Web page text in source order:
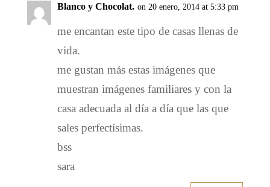
Blanco y Chocolat. on 20 enero, 2014 at 5:33 pm
me encantan este tipo de casas llenas de
vida.
me gustan más estas imágenes que
muestran imágenes familiares y con la
casa adecuada al día a día que las que
sales perfectísimas.
bss
sara